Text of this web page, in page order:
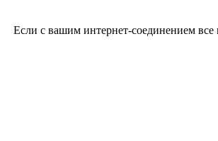
Если с вашим интернет-соединением все